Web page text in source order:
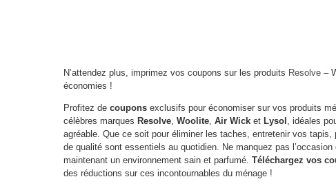
N’attendez plus, imprimez vos coupons sur les produits Resolve –
économies !
Profitez de coupons exclusifs pour économiser sur vos produits
célèbres marques Resolve, Woolite, Air Wick et Lysol , idéales
agréable. Que ce soit pour éliminer les taches, entretenir vos tapis,
de qualité sont essentiels au quotidien. Ne manquez pas
maintenant un environnement sain et parfumé. Téléchargez vos
des réductions sur ces incontournables du ménage !